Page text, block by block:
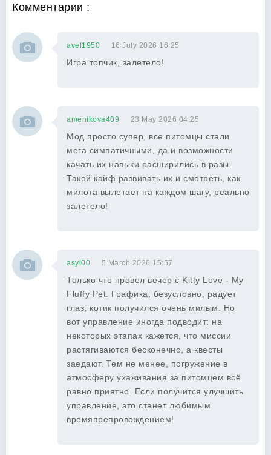
Комментарии :
avel1950 16 July 2026 16:25
Игра топчик, залетело!
amenikova409 23 May 2026 04:25
Мод просто супер, все питомцы стали
мега симпатичными, да и возможности
качать их навыки расширились в разы.
Такой кайф развивать их и смотреть, как
милота вылетает на каждом шагу, реально
залетело!
asyl00 5 March 2026 15:57
Только что провел вечер с Kitty Love - My
Fluffy Pet. Графика, безусловно, радует
глаз, котик получился очень милым. Но
вот управление иногда подводит: на
некоторых этапах кажется, что миссии
растягиваются бесконечно, а квесты
заедают. Тем не менее, погружение в
атмосферу ухаживания за питомцем всё
равно приятно. Если получится улучшить
управление, это станет любимым
времяпрепровождением!